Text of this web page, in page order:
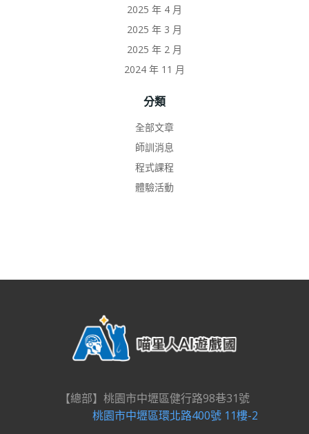
2025 年 4 月
2025 年 3 月
2025 年 2 月
2024 年 11 月
分類
全部文章
師訓消息
程式課程
體驗活動
【總部】桃園市中壢區健行路98巷31號
桃園市中壢區環北路400號 11樓-2